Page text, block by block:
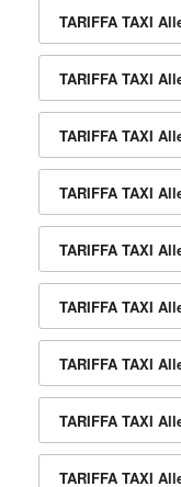
TARIFFA TAXI
TARIFFA TAXI
TARIFFA TAXI
TARIFFA TAXI
TARIFFA TAXI
TARIFFA TAXI
TARIFFA TAXI
TARIFFA TAXI
TARIFFA TAXI